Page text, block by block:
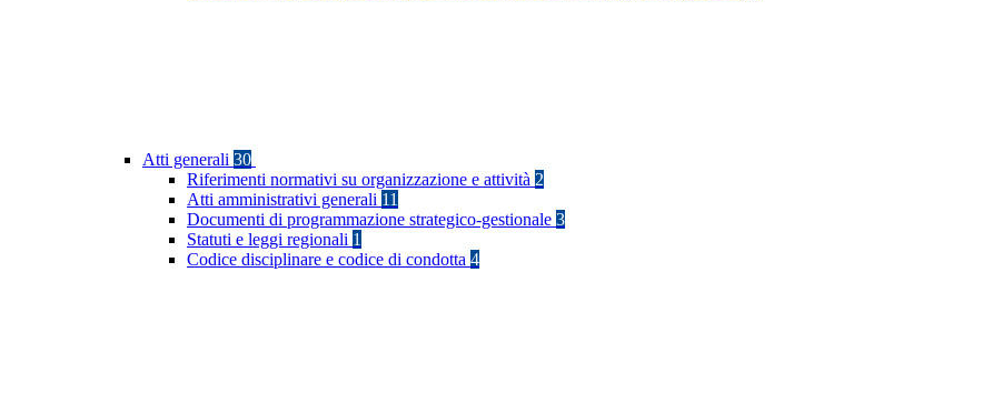
Atti generali 30
Riferimenti normativi su organizzazione e attività 2
Atti amministrativi generali 11
Documenti di programmazione strategico-gestionale 3
Statuti e leggi regionali 1
Codice disciplinare e codice di condotta 4